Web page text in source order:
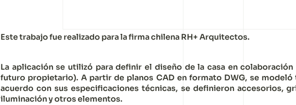
Este trabajo fue realizado para la firma chilena RH+ Arquitectos.
La aplicación se utilizó para definir el diseño de la casa en
futuro propietario). A partir de planos CAD en formato DWG, se modeló
acuerdo con sus especificaciones técnicas, se definieron accesorios,
iluminación y otros elementos.